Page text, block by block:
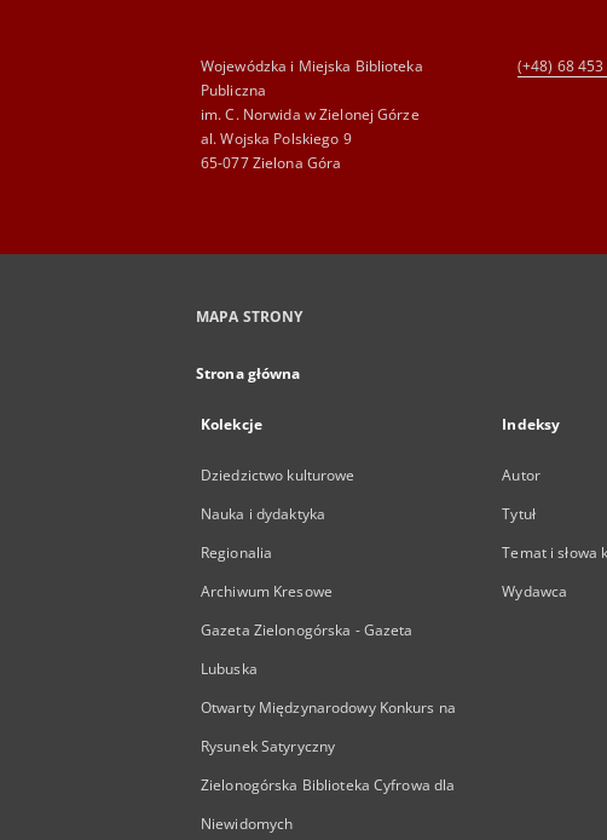
Wojewódzka i Miejska Biblioteka
Publiczna
im. C. Norwida w Zielonej Górze
al. Wojska Polskiego 9
65-077 Zielona Góra
(+48) 68
MAPA STRONY
Strona główna
Kolekcje
Dziedzictwo kulturowe
Nauka i dydaktyka
Regionalia
Archiwum Kresowe
Gazeta Zielonogórska - Gazeta
Lubuska
Otwarty Międzynarodowy Konkurs na
Rysunek Satyryczny
Zielonogórska Biblioteka Cyfrowa dla
Niewidomych
Indeksy
Autor
Tytuł
Temat i słowa
Wydawca